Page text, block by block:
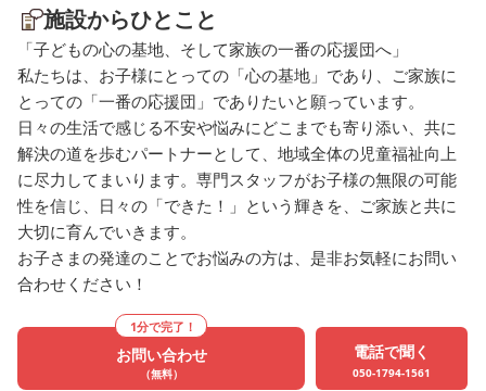
っていきます😊 あいぐらん
アップ北花田教室では、お子
さま一人ひとりの発達に合わ
せた療育を行っています🌼
無料体験も随時受け付けてお
ります！ お気軽にお問い合わ
せください😊
を育てる 🐟 イメージを
て表現する力を育む 🐟
ちとの関わりを楽しむ経
つなげる というねらいが
ます✨ 今回のような経験
園でのお友だちとの関わ
集団生活の中でのコミュ
っていきます🌱 あいぐ
せた療育を行っています
無料体験も随時受け付け
施設からひとこと
「子どもの心の基地、そして家族の一番の応援団へ」
私たちは、お子様にとっての「心の基地」であり、ご家族に
とっての「一番の応援団」でありたいと願っています。
日々の生活で感じる不安や悩みにどこまでも寄り添い、共に
解決の道を歩むパートナーとして、地域全体の児童福祉向上
に尽力してまいります。専門スタッフがお子様の無限の可能
性を信じ、日々の「できた！」という輝きを、ご家族と共に
大切に育んでいきます。
お子さまの発達のことでお悩みの方は、是非お気軽にお問い
合わせください！
1分で完了！
お問い合わせ
（無料）
電話で聞く
050-1794-1561